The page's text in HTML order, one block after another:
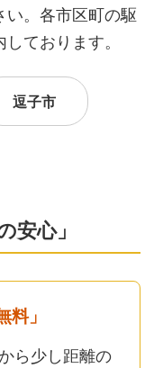
。各市区町の駆
ております。
逗子市
安心」
」
ら少し距離の